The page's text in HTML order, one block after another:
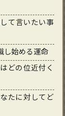
て言いたい事
し始める運命
どの位近付く
たに対してど